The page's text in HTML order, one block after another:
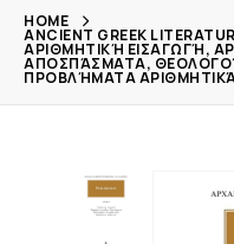
HOME
ANCIENT GREEK
ΑΡΙΘΜΗΤΙΚΉ ΕΙΣΑΓΩΓΉ,
ΑΠΟΣΠΆΣΜΑΤΑ,
ΠΡΟΒΛΉΜΑΤΑ